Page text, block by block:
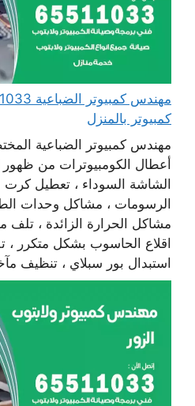
كمبيوتر بالمنزل
مهندس كمبيوتر الضباعية
أعطال الكومبيوترات من ظهور
الشاشة السوداء ، تعطيل
الرسومات ، مشاكل وحدات
مشاكل الحرارة الزائدة ، تلف
اقلاع الحاسوب بشكل متكرر ،
استبدال بور سبلاي ، تنظيف